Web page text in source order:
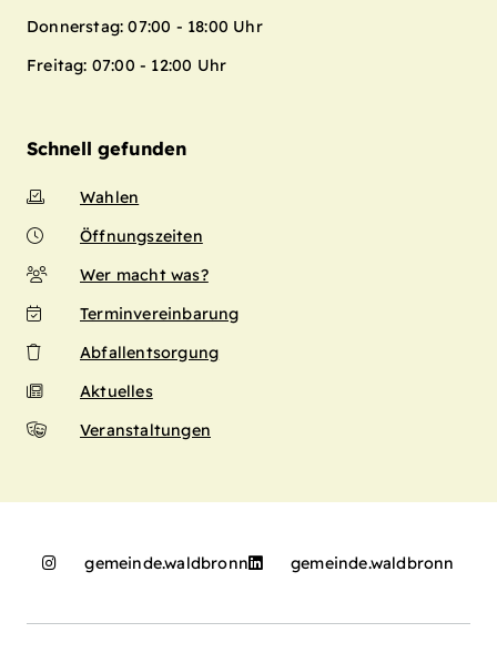
Donnerstag: 07:00 - 18:00 Uhr
Freitag: 07:00 - 12:00 Uhr
Schnell gefunden
Wahlen
Öffnungszeiten
Wer macht was?
Terminvereinbarung
Abfallentsorgung
Aktuelles
Veranstaltungen
gemeinde.waldbronn gemeinde.waldbronn